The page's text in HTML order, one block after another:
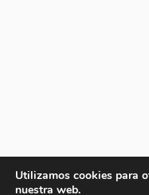
Utilizamos cookies para
nuestra web.